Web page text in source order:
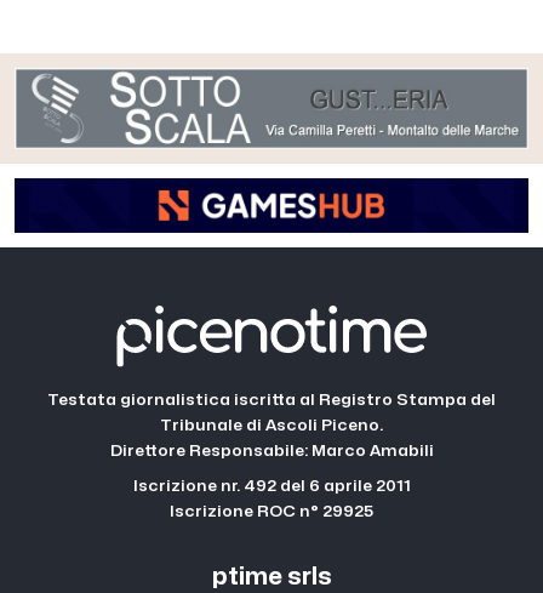
Testata giornalistica iscritta al Registro Stampa del
Tribunale di Ascoli Piceno.
Direttore Responsabile: Marco Amabili
Iscrizione nr. 492 del 6 aprile 2011
Iscrizione ROC n° 29925
ptime srls